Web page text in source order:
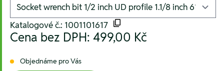
Katalogové č.: 1001101617
Cena bez DPH: 499,00 Kč
Objednáme pro Vás